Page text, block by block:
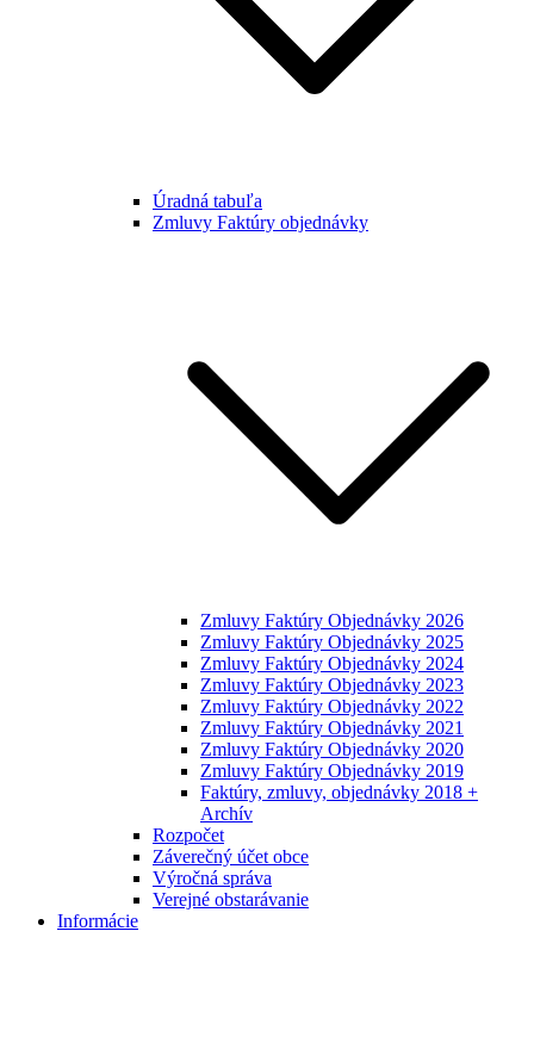
Úradná tabuľa
Zmluvy Faktúry objednávky
Zmluvy Faktúry Objednávky 2026
Zmluvy Faktúry Objednávky 2025
Zmluvy Faktúry Objednávky 2024
Zmluvy Faktúry Objednávky 2023
Zmluvy Faktúry Objednávky 2022
Zmluvy Faktúry Objednávky 2021
Zmluvy Faktúry Objednávky 2020
Zmluvy Faktúry Objednávky 2019
Faktúry, zmluvy, objednávky 2018 +
Archív
Rozpočet
Záverečný účet obce
Výročná správa
Verejné obstarávanie
Informácie